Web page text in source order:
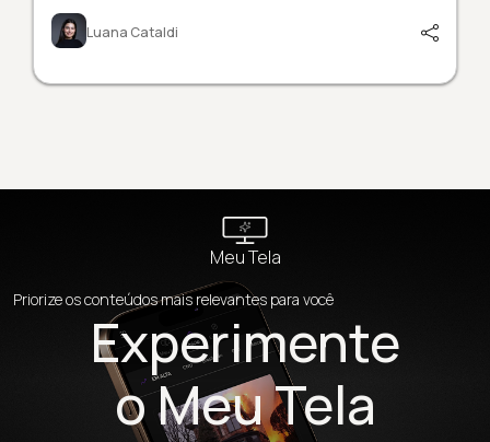
Luana Cataldi
Meu Tela
Priorize os conteúdos mais relevantes para você
Experimente
o Meu Tela